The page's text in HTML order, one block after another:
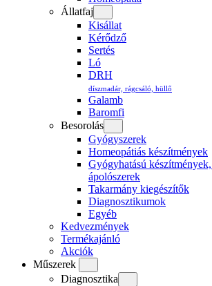
Állatfaj
Kisállat
Kérődző
Sertés
Ló
DRH
díszmadár, rágcsáló, hüllő
Galamb
Baromfi
Besorolás
Gyógyszerek
Homeopátiás készítmények
Gyógyhatású
ápolószerek
Takarmány kiegészítők
Diagnosztikumok
Egyéb
Kedvezmények
Termékajánló
Akciók
Műszerek
Diagnosztika